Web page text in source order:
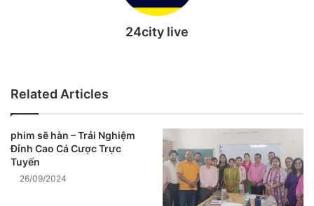
24city live
Related Articles
phim sẽ hàn – Trải Nghiệm
Đỉnh Cao Cá Cược Trực
Tuyến
26/09/2024